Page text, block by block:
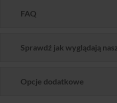
FAQ
Sprawdź jak wyglądają
Opcje dodatkowe